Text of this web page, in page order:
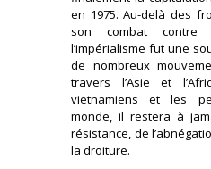
en 1975. Au-delà des
son combat contre
l’impérialisme fut une
de nombreux
travers l’Asie et
vietnamiens et les
monde, il restera à
résistance, de
la droiture.